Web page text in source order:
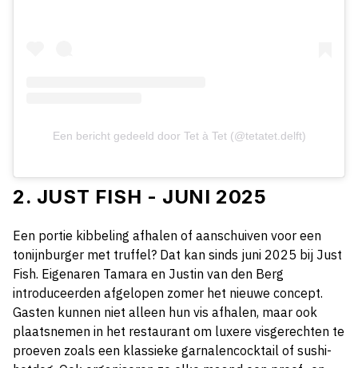
Een bericht gedeeld door Tet à Tet (@tetatet.delft)
2. JUST FISH - JUNI 2025
Een portie kibbeling afhalen of aanschuiven voor een
tonijnburger met truffel? Dat kan sinds juni 2025 bij Just
Fish. Eigenaren Tamara en Justin van den Berg
introduceerden afgelopen zomer het nieuwe concept.
Gasten kunnen niet alleen hun vis afhalen, maar ook
plaatsnemen in het restaurant om luxere visgerechten te
proeven zoals een klassieke garnalencocktail of sushi-